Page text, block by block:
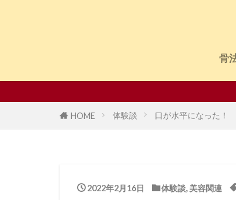
骨
HOME 体験談 口が水平になった！
2022年2月16日 体験談,美容関連